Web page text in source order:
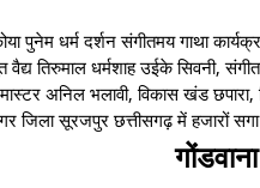
पुनेम धर्म दर्शन संगीतमय गाथा
तिरुमाल धर्मशाह उईके सिवनी,
अनिल भलावी, विकास खंड छपारा,
जिला सूरजपुर छत्तीसगढ़ में हजारों